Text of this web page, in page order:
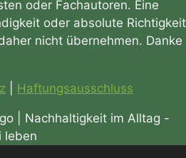
oder Fachautoren. Eine
oder absolute Richtigkeit
nicht übernehmen. Danke
Haftungsausschluss